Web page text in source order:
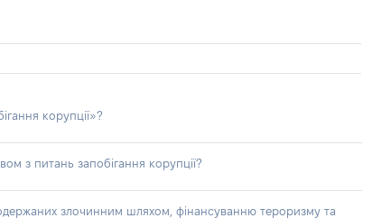
корупції»?
з питань запобігання корупції?
одержаних злочинним шляхом, фінансуванню тероризму та